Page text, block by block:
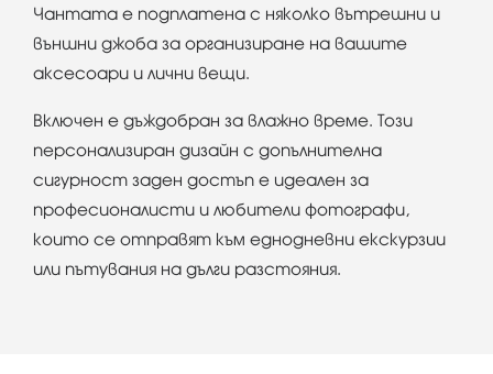
Чантата е подплатена с няколко вътрешни и
външни джоба за организиране на вашите
аксесоари и лични вещи.
Включен е дъждобран за влажно време. Този
персонализиран дизайн с допълнителна
сигурност заден достъп е идеален за
професионалисти и любители фотографи,
които се отправят към еднодневни екскурзии
или пътувания на дълги разстояния.